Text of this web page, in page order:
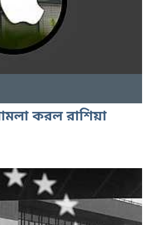
করল রাশিয়া